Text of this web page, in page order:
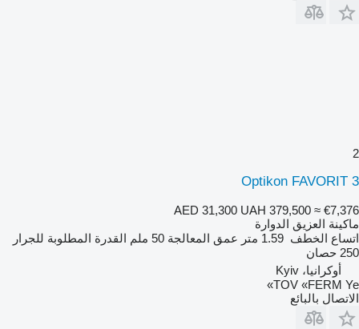
2
Optikon FAVORIT 3
AED 31,300 UAH 379,500 ≈ €7,376
ماكينة العزيق الدوارة
اتساع الخطف 1.59 متر عمق المعالجة 50 ملم
القدرة المطلوبة للجرار
250 حصان
أوكرانيا، Kyiv
TOV «FERM Ye»
الاتصال بالبائع